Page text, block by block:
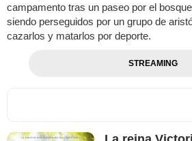
campamento tras un paseo por el
siendo perseguidos por un grupo de
cazarlos y matarlos por deporte.
STREAMING